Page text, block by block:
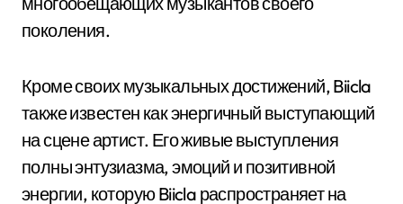
поколения.
Кроме своих музыкальных достижений, Biicla
также известен как энергичный выступающий
на сцене артист. Его живые выступления
полны энтузиазма, эмоций и позитивной
энергии, которую Biicla распространяет на